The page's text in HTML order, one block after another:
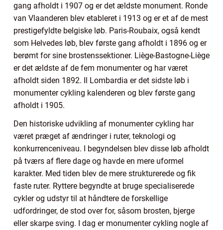
gang afholdt i 1907 og er det ældste monument. Ronde
van Vlaanderen blev etableret i 1913 og er et af de mest
prestigefyldte belgiske løb. Paris-Roubaix, også kendt
som Helvedes løb, blev første gang afholdt i 1896 og er
berømt for sine brostenssektioner. Liège-Bastogne-Liège
er det ældste af de fem monumenter og har været
afholdt siden 1892. Il Lombardia er det sidste løb i
monumenter cykling kalenderen og blev første gang
afholdt i 1905.
Den historiske udvikling af monumenter cykling har
været præget af ændringer i ruter, teknologi og
konkurrenceniveau. I begyndelsen blev disse løb afholdt
på tværs af flere dage og havde en mere uformel
karakter. Med tiden blev de mere strukturerede og fik
faste ruter. Ryttere begyndte at bruge specialiserede
cykler og udstyr til at håndtere de forskellige
udfordringer, de stod over for, såsom brosten, bjerge
eller skarpe sving. I dag er monumenter cykling nogle af